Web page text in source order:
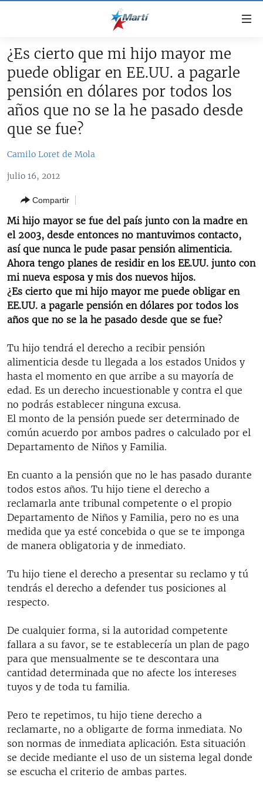
accesibilidad
contenido
principal
principal
búsqueda
TITULARES
CUBA
CUBA
DERECHOS HUMANOS
SOBRE CUBA
ESTADOS UNIDOS
ESTADOS UNIDOS
AMÉRICA LATINA
OPINIÓN GRÁFICA
AUDIOVISUALES MARTÍ
RADIO MARTÍ
ESPECIALES
ESPECIALES
SER VIEJO EN CUBA
KENTU-CUBANO
LOS SANTOS DE HIALEAH
DESINFORMACIÓN RUSA EN AMÉRICA LATINA
LA INVASIÓN DE RUSIA A UCRANIA
MULTIMEDIA
SÍGUENOS
¿Es cierto que mi hijo mayor me
puede obligar en EE.UU. a pagarle
pensión en dólares por todos los
años que no se la he pasado desde
que se fue?
Camilo Loret de Mola
julio 16, 2012
Compartir
Mi hijo mayor se fue del país junto con la madre en
el 2003, desde entonces no mantuvimos contacto,
así que nunca le pude pasar pensión alimenticia.
Ahora tengo planes de residir en los EE.UU. junto con
mi nueva esposa y mis dos nuevos hijos.
¿Es cierto que mi hijo mayor me puede obligar en
EE.UU. a pagarle pensión en dólares por todos los
años que no se la he pasado desde que se fue?
Tu hijo tendrá el derecho a recibir pensión
alimenticia desde tu llegada a los estados Unidos y
hasta el momento en que arribe a su mayoría de
edad. Es un derecho incuestionable y contra el que
no podrás establecer ninguna excusa.
El monto de la pensión puede ser determinado de
común acuerdo por ambos padres o calculado por el
Departamento de Niños y Familia.
En cuanto a la pensión que no le has pasado durante
todos estos años. Tu hijo tiene el derecho a
reclamarla ante tribunal competente o el propio
Departamento de Niños y Familia, pero no es una
medida que ya esté concebida o que se te imponga
de manera obligatoria y de inmediato.
Tu hijo tiene el derecho a presentar su reclamo y tú
tendrás el derecho a defender tus posiciones al
respecto.
De cualquier forma, si la autoridad competente
fallara a su favor, se te establecería un plan de pago
para que mensualmente se te descontara una
cantidad determinada que no afecte los intereses
tuyos y de toda tu familia.
Pero te repetimos, tu hijo tiene derecho a
reclamarte, no a obligarte de forma inmediata. No
son normas de inmediata aplicación. Esta situación
se decide mediante el uso de un sistema legal donde
se escucha el criterio de ambas partes.